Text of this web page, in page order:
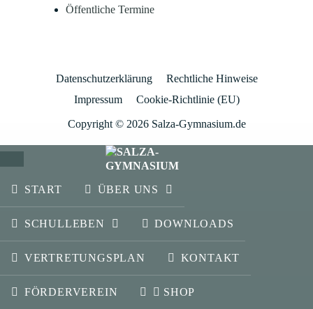
Öffentliche Termine
Datenschutzerklärung
Rechtliche Hinweise
Impressum
Cookie-Richtlinie (EU)
Copyright © 2026 Salza-Gymnasium.de
SCHLIESSEN
START
ÜBER UNS
SCHULLEBEN DOWNLOADS
VERTRETUNGSPLAN KONTAKT
FÖRDERVEREIN SHOP